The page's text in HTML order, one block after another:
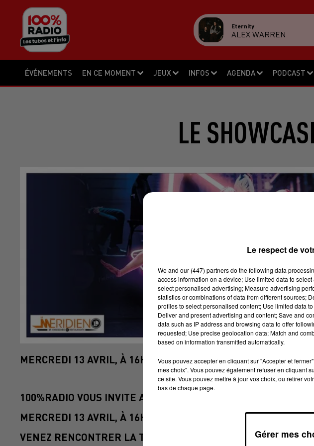
ÉVÉNEMENTS EN CE MOMENT JEUX INFOS AGENDA PODCAST
Eternity
ALEX WARREN
LE
MERCREDI 13 AVRIL, À 16H AU MÉRIDIEN À TARBES, VENEZ
100%RADIO VOUS INVITE AU SHOWCASE ÉVÉNEMENT
MERCREDI 13 AVRIL, À 16H AU MÉRIDIEN À TARBES, AVEC LA
VENEZ RENCONTRER LA TROUPE QUI REPREND LES PLUS
Le respect de
We and our (447) partnersdo the following data
access information on a device; Use limited data to
select personalised advertising; Measure advertising
statistics or combinations of data from different sources;
profiles to select personalised content; Use limited data
Deliver and present advertising and content; Save and
data such as IP address and browsing data to offer
requested; Use precise geolocation data; Match and
based on information transmitted automatically.
Vous pouvez accepter en cliquant sur "Accepter et
mes choix". Vous pouvez également refuser en cliquant
ce site. Vous pouvez mettre à jour vos choix, ou retirer
bas de chaque page.
Gérer mes